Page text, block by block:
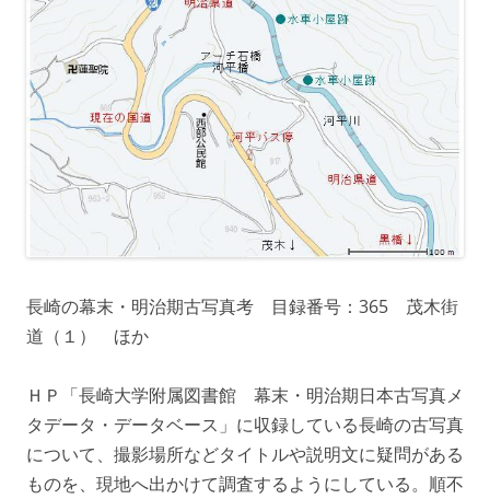
長崎の幕末・明治期古写真考 目録番号：365 茂木街
道（１） ほか
ＨＰ「長崎大学附属図書館 幕末・明治期日本古写真メ
タデータ・データベース」に収録している長崎の古写真
について、撮影場所などタイトルや説明文に疑問がある
ものを、現地へ出かけて調査するようにしている。順不